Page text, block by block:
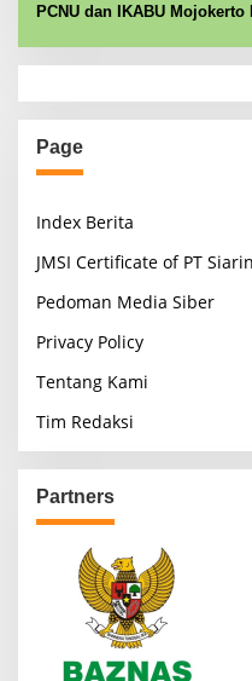
PCNU dan IKABU
Page
Index Berita
JMSI Certificate of PT
Pedoman Media Siber
Privacy Policy
Tentang Kami
Tim Redaksi
Partners